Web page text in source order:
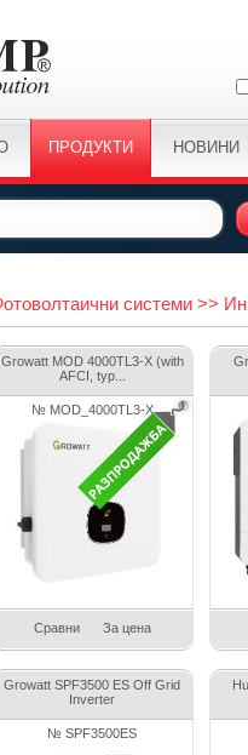
ПРОДУКТИ НОВИНИ
системи >>
Growatt MOD 4000TL3-X (with
AFCI, typ...
№ MOD_4000TL3-X
Сравни За цена
Growatt SPF3500 ES Off Grid
Inverter
№ SPF3500ES